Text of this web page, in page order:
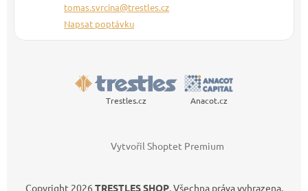
tomas.svrcina@trestles.cz
Napsat poptávku
Trestles.cz Anacot.cz
Vytvořil Shoptet Premium
Copyright 2026 TRESTLES SHOP. Všechna práva vyhrazena.